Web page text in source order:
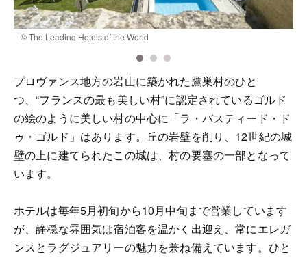
© The Leading Hotels of the World
プロヴァンス地方の岩山に築かれた鷹巣村のひと
つ、“フランスの最も美しい村”に認定されているゴルド
の絵のように美しい村の中心に「ラ・バスティード・ド
ゥ・ゴルド」はあります。丘の岩壁を削り、12世紀の城
壁の上に建てられたこの城は、村の要塞の一部となって
います。
ホテルは毎年5月初旬から10月中旬まで営業しています
が、静穏な雰囲気は宿泊客を温かく出迎え、常にエレガ
ンスとラグジュアリーの魅力を兼ね備えています。ひと